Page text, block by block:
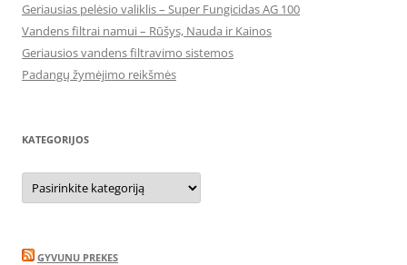
Geriausias pelėsio valiklis – Super Fungicidas AG 100
Vandens filtrai namui – Rūšys, Nauda ir Kainos
Geriausios vandens filtravimo sistemos
Padangų žymėjimo reikšmės
KATEGORIJOS
Kategorijos
GYVUNU PREKES